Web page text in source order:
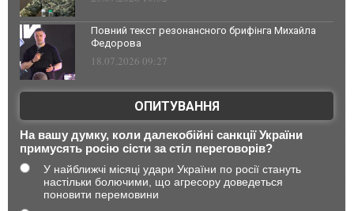
Повний текст резонансного брифінга Михайла
Федорова
18.07.2026 09:27
ОПИТУВАННЯ
На вашу думку, коли далекобійні санкції України
примусять росію сісти за стіл переговорів?
У найближчі місяці удари України по росії стануть
настільки болючими, що агресору доведеться
поновити перемовини